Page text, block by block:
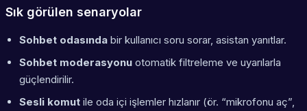
Sık görülen senaryolar
Sohbet odasında bir kullanıcı soru sorar, asistan yanıtlar.
Sohbet moderasyonu otomatik filtreleme ve uyarılarla
güçlendirilir.
Sesli komut ile oda içi işlemler hızlanır (ör. “mikrofonu aç”,